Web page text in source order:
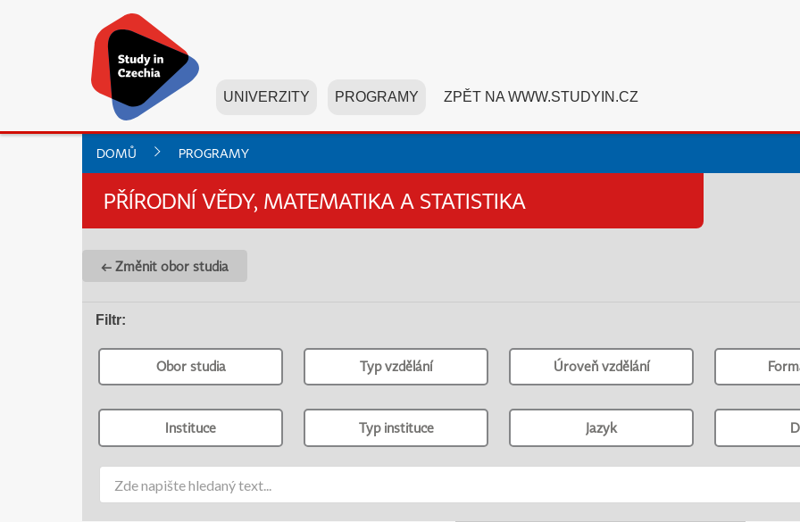
UNIVERZITY PROGRAMY ZPĚT NA WWW.STUDYIN.CZ
DOMŮ PROGRAMY
PŘÍRODNÍ VĚDY, MATEMATIKA A STATISTIKA
← Změnit obor studia
Filtr:
Obor studia Typ vzdělání Úroveň vzdělání
Instituce Typ instituce Jazyk